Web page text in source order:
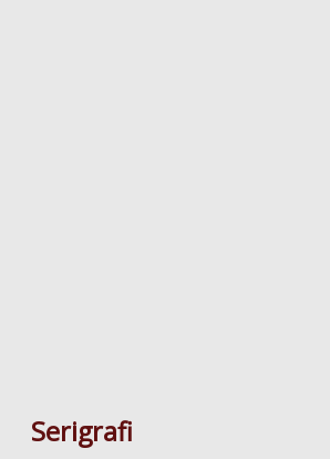
Serigrafi